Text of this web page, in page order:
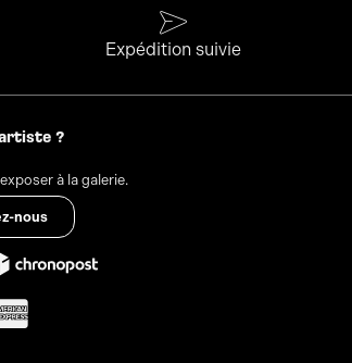
Expédition suivie
?
à la galerie.
nous